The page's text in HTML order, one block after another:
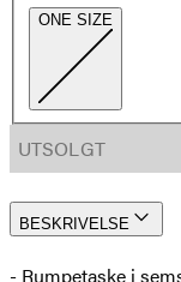
ONE SIZE
UTSOLGT
BESKRIVELSE
- Rumpetaske i